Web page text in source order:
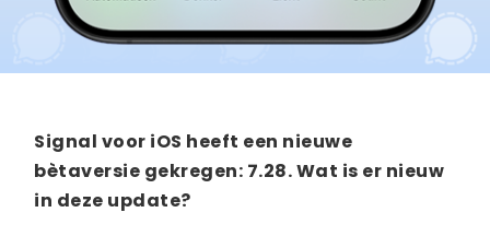
Signal voor iOS heeft een nieuwe
bètaversie gekregen: 7.28. Wat is er nieuw
in deze update?